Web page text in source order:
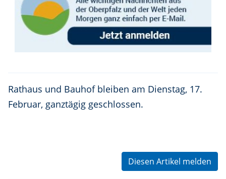
Rathaus und Bauhof bleiben am Dienstag, 17.
Februar, ganztägig geschlossen.
Diesen Artikel melden